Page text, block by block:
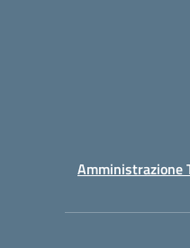
Amministrazione